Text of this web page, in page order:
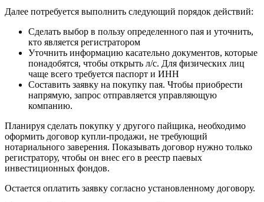
Далее потребуется выполнить следующий порядок действий:
Сделать выбор в пользу определенного пая и уточнить,
кто является регистратором
Уточнить информацию касательно документов, которые
понадобятся, чтобы открыть л/с. Для физических лиц
чаще всего требуется паспорт и ИНН
Составить заявку на покупку пая. Чтобы приобрести
напрямую, запрос отправляется управляющую
компанию.
Планируя сделать покупку у другого пайщика, необходимо
оформить договор купли-продажи, не требующий
нотариального заверения. Показывать договор нужно только
регистратору, чтобы он внес его в реестр паевых
инвестиционных фондов.
Остается оплатить заявку согласно установленному договору.